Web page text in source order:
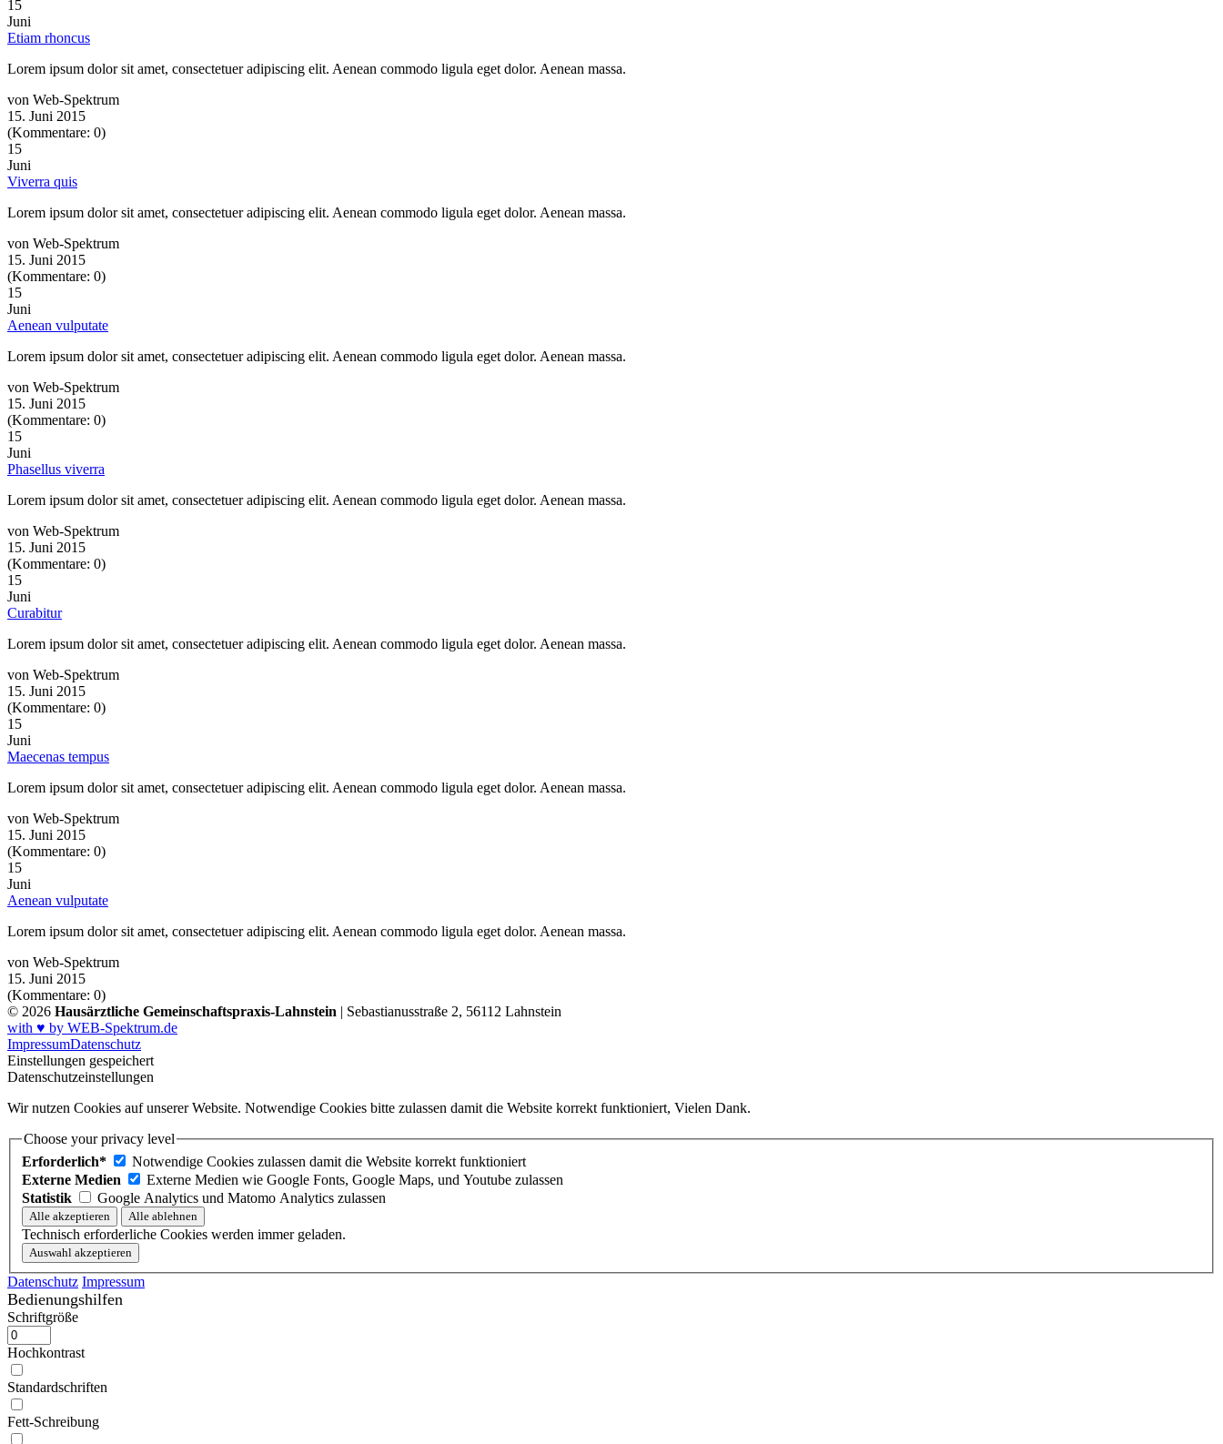
15
Juni
Etiam rhoncus
Lorem ipsum dolor sit amet, consectetuer adipiscing elit. Aenean commodo ligula eget dolor. Aenean massa.
von Web-Spektrum
15. Juni 2015
(Kommentare: 0)
15
Juni
Viverra quis
Lorem ipsum dolor sit amet, consectetuer adipiscing elit. Aenean commodo ligula eget dolor. Aenean massa.
von Web-Spektrum
15. Juni 2015
(Kommentare: 0)
15
Juni
Aenean vulputate
Lorem ipsum dolor sit amet, consectetuer adipiscing elit. Aenean commodo ligula eget dolor. Aenean massa.
von Web-Spektrum
15. Juni 2015
(Kommentare: 0)
15
Juni
Phasellus viverra
Lorem ipsum dolor sit amet, consectetuer adipiscing elit. Aenean commodo ligula eget dolor. Aenean massa.
von Web-Spektrum
15. Juni 2015
(Kommentare: 0)
15
Juni
Curabitur
Lorem ipsum dolor sit amet, consectetuer adipiscing elit. Aenean commodo ligula eget dolor. Aenean massa.
von Web-Spektrum
15. Juni 2015
(Kommentare: 0)
15
Juni
Maecenas tempus
Lorem ipsum dolor sit amet, consectetuer adipiscing elit. Aenean commodo ligula eget dolor. Aenean massa.
von Web-Spektrum
15. Juni 2015
(Kommentare: 0)
15
Juni
Aenean vulputate
Lorem ipsum dolor sit amet, consectetuer adipiscing elit. Aenean commodo ligula eget dolor. Aenean massa.
von Web-Spektrum
15. Juni 2015
(Kommentare: 0)
© 2026 Hausärztliche Gemeinschaftspraxis-Lahnstein | Sebastianusstraße 2, 56112 Lahnstein
with ♥ by WEB-Spektrum.de
ImpressumDatenschutz
Einstellungen gespeichert
Datenschutzeinstellungen
Wir nutzen Cookies auf unserer Website. Notwendige Cookies bitte zulassen damit die Website korrekt funktioniert, Vielen Dank.
Choose your privacy level
Erforderlich*
Notwendige Cookies zulassen damit die Website korrekt funktioniert
Externe Medien
Externe Medien wie Google Fonts, Google Maps, und Youtube zulassen
Statistik
Google Analytics und Matomo Analytics zulassen
Technisch erforderliche Cookies werden immer geladen.
Datenschutz Impressum
Bedienungshilfen
Schriftgröße
Hochkontrast
Standardschriften
Fett-Schreibung